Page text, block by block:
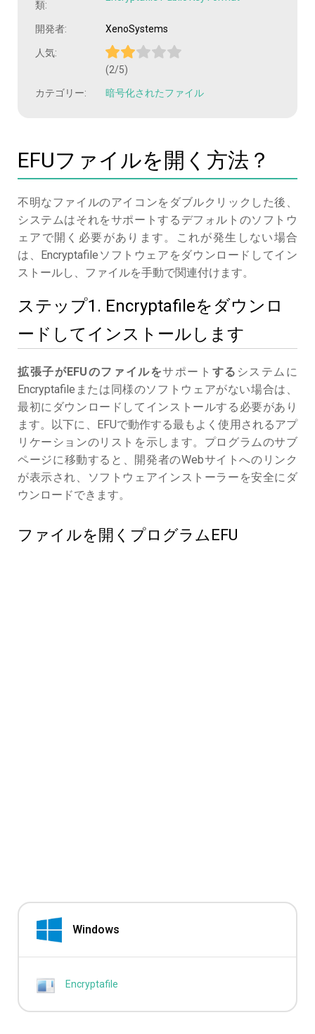
類:
開発者: XenoSystems
人気:
(2/5)
カテゴリー: 暗号化されたファイル
EFUファイルを開く方法？
不明なファイルのアイコンをダブルクリックした後、
システムはそれをサポートするデフォルトのソフトウ
ェアで開く必要があります。これが発生しない場合
は、Encryptafileソフトウェアをダウンロードしてイン
ストールし、ファイルを手動で関連付けます。
ステップ1. Encryptafileをダウンロ
ードしてインストールします
拡張子がEFUのファイルをサポート する システムに
Encryptafileまたは同様のソフトウェアがない場合は、
最初にダウンロードしてインストールする必要があり
ます。以下に、EFUで動作する最もよく使用されるアプ
リケーションのリストを示します。プログラムのサブ
ページに移動すると、開発者のWebサイトへのリンク
が表示され、ソフトウェアインストーラーを安全にダ
ウンロードできます。
ファイルを開くプログラムEFU
Windows
Encryptafile